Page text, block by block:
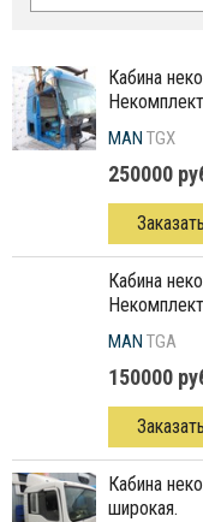
кабина некомплектная б/у \ Цвет синий.
MAN TGX
250000
Заказать
кабина некомплектная б/у \ Цвет синий.
MAN TGA
150000
Заказать
кабина некомплектная б/у \ Цвет белый, низкая,
широкая.